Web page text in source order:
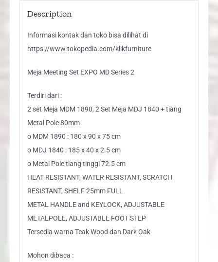
Description
Informasi kontak dan toko bisa dilihat di
https://www.tokopedia.com/klikfurniture
Meja Meeting Set EXPO MD Series 2
Terdiri dari :
2 set Meja MDM 1890, 2 Set Meja MDJ 1840 + tiang
Metal Pole 80mm
o MDM 1890 : 180 x 90 x 75 cm
o MDJ 1840 : 185 x 40 x 2.5 cm
o Metal Pole tiang tinggi 72.5 cm
HEAT RESISTANT, WATER RESISTANT, SCRATCH
RESISTANT, SHELF 25mm FULL
METAL HANDLE and KEYLOCK, ADJUSTABLE
METALPOLE, ADJUSTABLE FOOT STEP
Tersedia warna Teak Wood dan Dark Oak
Mohon dibaca :